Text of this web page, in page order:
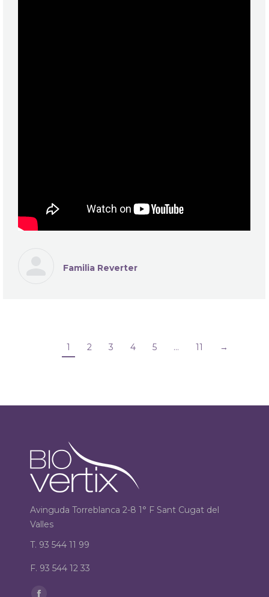
Familia Reverter
1 2 3 4 5 … 11 →
Avinguda Torreblanca 2-8 1° F Sant Cugat del
Valles
T. 93 544 11 99
F. 93 544 12 33
Find us on: